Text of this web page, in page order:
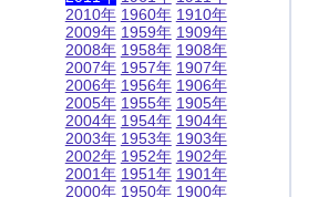
2010年
2009年
2008年
2007年
2006年
2005年
2004年
2003年
2002年
2001年
2000年
1960年
1959年
1958年
1957年
1956年
1955年
1954年
1953年
1952年
1951年
1950年
1910年
1909年
1908年
1907年
1906年
1905年
1904年
1903年
1902年
1901年
1900年